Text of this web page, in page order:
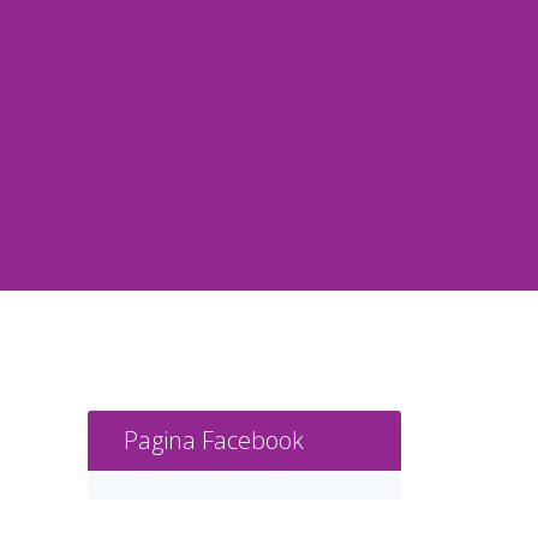
Pagina Facebook